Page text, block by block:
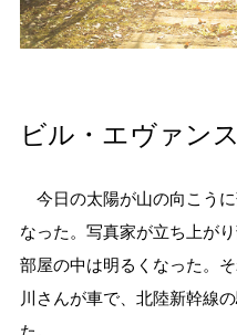
ビル・エヴァン
今日の太陽が山の向こう
なった。写真家が立ち上が
部屋の中は明るくなった。
川さんが車で、北陸新幹線
た。